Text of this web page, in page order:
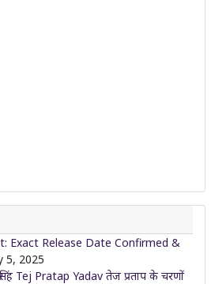
Exact Release Date Confirmed &
5, 2025
Tej Pratap Yadav तेज प्रताप के चरणों